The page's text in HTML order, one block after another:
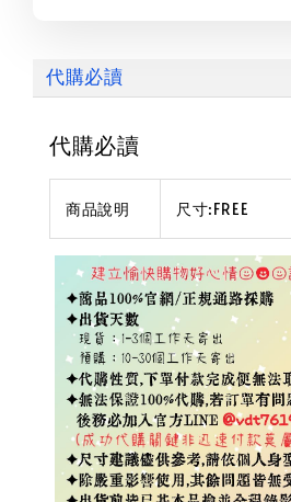
代購必讀
代購必讀
商品說明 尺寸:FREE